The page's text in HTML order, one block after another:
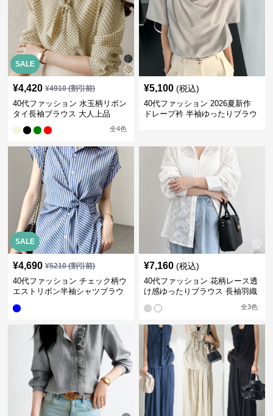
SALE
¥4,420 ¥4910(割引前)
40代ファッション 水玉柄リボン
タイ長袖ブラウス 大人上品
全4色
¥5,100 (税込)
40代ファッション 2026夏新作
ドレープ衿 半袖ゆったりブラウ
SALE
¥4,690 ¥5210(割引前)
40代ファッション チェック柄ウ
エストリボン半袖シャツブラウ
¥7,160 (税込)
40代ファッション 花柄レース透
け感ゆったりブラウス 長袖羽織
全3色